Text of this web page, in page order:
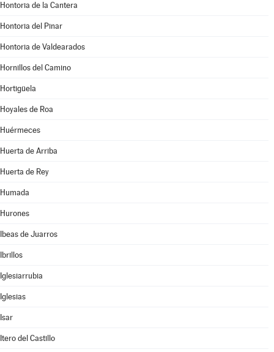
Hontoria de la Cantera
Hontoria del Pinar
Hontoria de Valdearados
Hornillos del Camino
Hortigüela
Hoyales de Roa
Huérmeces
Huerta de Arriba
Huerta de Rey
Humada
Hurones
Ibeas de Juarros
Ibrillos
Iglesiarrubia
Iglesias
Isar
Itero del Castillo